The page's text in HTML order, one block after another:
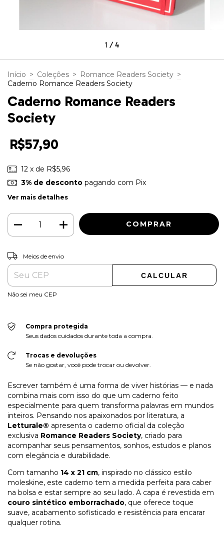
1 / 4
Início > Coleções > Romance Readers Society >
Caderno Romance Readers Society
Caderno Romance Readers
Society
R$57,90
12 x de R$5,96
3% de descontopagando com Pix
Ver mais detalhes
Entregas para o CEP:
Meios de envio
CALCULAR
Não sei meu CEP
Compra protegida
Seus dados cuidados durante toda a compra.
Trocas e devoluções
Se não gostar, você pode trocar ou devolver.
Escrever também é uma forma de viver histórias — e nada
combina mais com isso do que um caderno feito
especialmente para quem transforma palavras em mundos
inteiros. Pensando nos apaixonados por literatura, a
Letturale® apresenta o caderno oficial da coleção
exclusiva Romance Readers Society, criado para
acompanhar seus pensamentos, sonhos, estudos e planos
com elegância e durabilidade.
Com tamanho 14 x 21 cm, inspirado no clássico estilo
moleskine, este caderno tem a medida perfeita para caber
na bolsa e estar sempre ao seu lado. A capa é revestida em
couro sintético emborrachado, que oferece toque
suave, acabamento sofisticado e resistência para encarar
qualquer rotina.